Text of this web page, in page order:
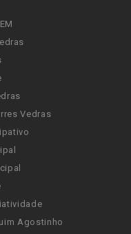
Vedras
Agostinho